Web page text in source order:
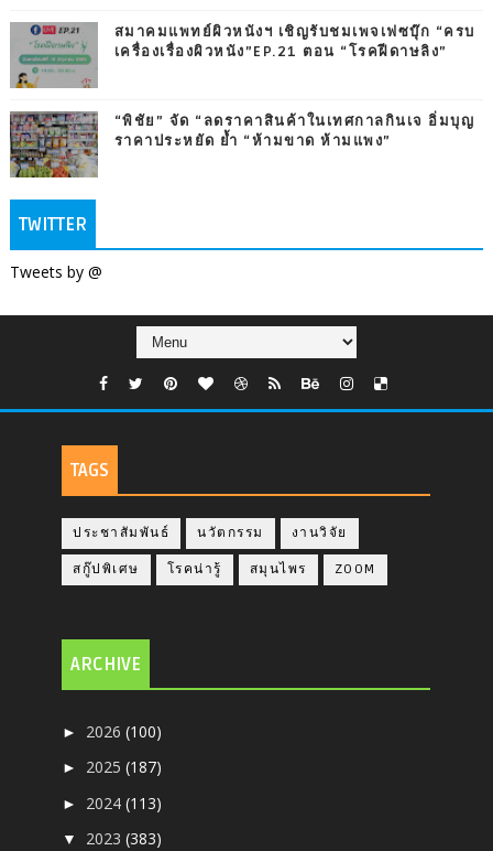
สมาคมแพทย์ผิวหนังฯ เชิญรับชมเพจเฟซบุ๊ก “ครบ
เครื่องเรื่องผิวหนัง”EP.21 ตอน “โรคฝีดาษลิง”
“พิชัย” จัด “ลดราคาสินค้าในเทศกาลกินเจ อิ่มบุญ
ราคาประหยัด ย้ำ “ห้ามขาด ห้ามแพง”
TWITTER
Tweets by @
TAGS
ประชาสัมพันธ์ นวัตกรรม งานวิจัย
สกู๊ปพิเศษ โรคน่ารู้ สมุนไพร ZOOM
ARCHIVE
► 2026(100)
► 2025(187)
► 2024(113)
▼ 2023(383)